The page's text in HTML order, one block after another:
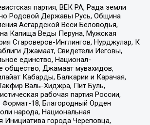
партия, ВЕК РА, Рада земли
Родовой Державы Русь, Община
Асгардской Веси Беловодья,
Капища Веды Перуна, Мужская
Староверов-Инглингов, Нурджулар, К
Джамаат, Свидетели Иеговы,
единство, Национал-
общество, Джамаат мувахидов,
Кабарды, Балкарии и Карачая,
Валь-Хиджра, Пит Буль,
рабочая партия России,
Формат-18, Благородный Орден
народа, Национальная
Инициатива города Череповца,